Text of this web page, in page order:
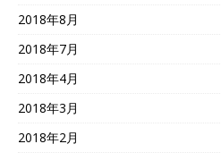
2018年8月
2018年7月
2018年4月
2018年3月
2018年2月